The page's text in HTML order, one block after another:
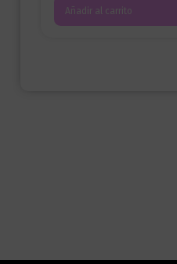
Añadir al carrito